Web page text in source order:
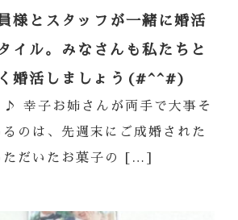
様とスタッフが一緒に婚活
イル。みなさんも私たちと
婚活しましょう(#^^#)
幸子お姉さんが両手で大事そ
るのは、先週末にご成婚された
ただいたお菓子の […]